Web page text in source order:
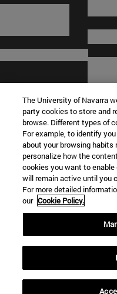
© Universidad de Navarra
Información legal
Términos y condiciones
Accesibilidad
Configuración de cookies
Localizador de campus
The University of Navarra
party cookies to store and
browse. Different types of
For example, to identify
about your browsing habits
personalize how the
cookies you want to
will remain active until you
For more detailed
our Cookie Policy.